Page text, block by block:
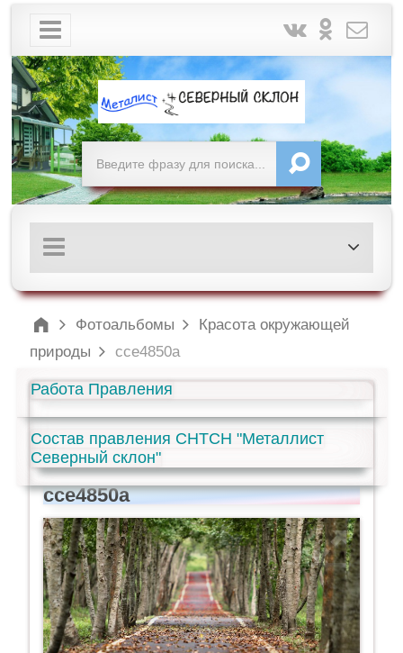
Фотоальбомы
Красота окружающей
природы
cce4850a
Работа Правления
Состав правления СНТСН "Металлист
Северный склон"
cce4850a